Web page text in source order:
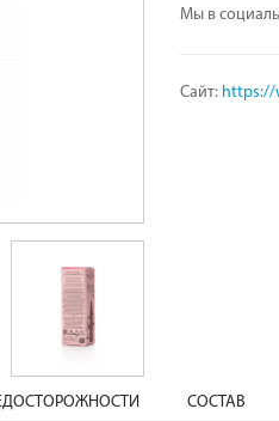
Мы в
Сайт: https://
СОСТАВ